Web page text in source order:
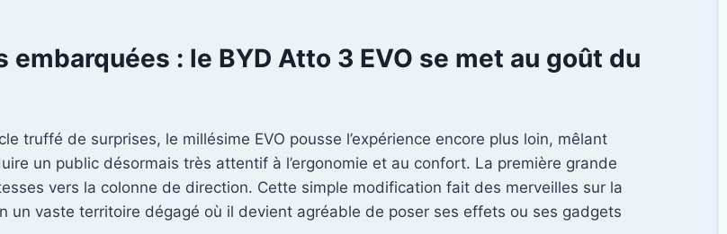
: le BYD Atto 3 EVO se met au goût du
truffé de surprises, le millésime EVO pousse l’expérience encore plus loin, mêlant
un public désormais très attentif à l’ergonomie et au confort. La première grande
vers la colonne de direction. Cette simple modification fait des merveilles sur la
un vaste territoire dégagé où il devient agréable de poser ses effets ou ses gadgets